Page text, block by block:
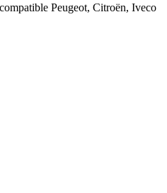
Peugeot, Citroën, Iveco